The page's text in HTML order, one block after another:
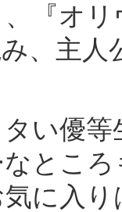
『オ
、主人
い優等
とこ
に入